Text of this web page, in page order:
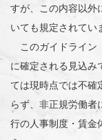
すが、この内容以外
いても規定されてい
このガイドライン
に確定される見込み
ては現時点では不確
らず、非正規労働者
行の人事制度・賃金